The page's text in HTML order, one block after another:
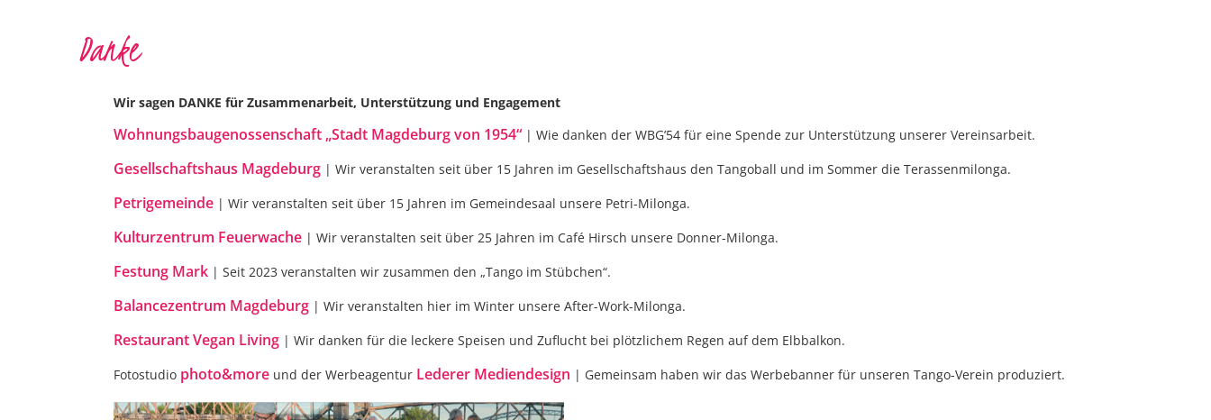
Danke
Wir sagen DANKE für Zusammenarbeit, Unterstützung und Engagement
Wohnungsbaugenossenschaft „Stadt Magdeburg von 1954“ | Wie danken der WBG’54 für eine Spende zur Unterstützung unserer Vereinsarbeit.
Gesellschaftshaus Magdeburg | Wir veranstalten seit über 15 Jahren im Gesellschaftshaus den Tangoball und im Sommer die Terassenmilonga.
Petrigemeinde | Wir veranstalten seit über 15 Jahren im Gemeindesaal unsere Petri-Milonga.
Kulturzentrum Feuerwache | Wir veranstalten seit über 25 Jahren im Café Hirsch unsere Donner-Milonga.
Festung Mark | Seit 2023 veranstalten wir zusammen den „Tango im Stübchen“.
Balancezentrum Magdeburg | Wir veranstalten hier im Winter unsere After-Work-Milonga.
Restaurant Vegan Living | Wir danken für die leckere Speisen und Zuflucht bei plötzlichem Regen auf dem Elbbalkon.
Fotostudio photo&more und der Werbeagentur Lederer Mediendesign | Gemeinsam haben wir das Werbebanner für unseren Tango-Verein produziert.